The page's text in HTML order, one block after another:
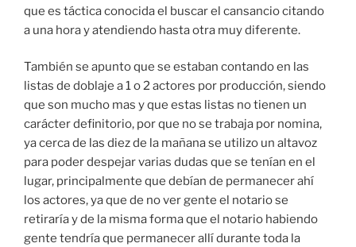
que es táctica conocida el buscar el cansancio citando
a una hora y atendiendo hasta otra muy diferente.
También se apunto que se estaban contando en las
listas de doblaje a 1 o 2 actores por producción, siendo
que son mucho mas y que estas listas no tienen un
carácter definitorio, por que no se trabaja por nomina,
ya cerca de las diez de la mañana se utilizo un altavoz
para poder despejar varias dudas que se tenían en el
lugar, principalmente que debían de permanecer ahí
los actores, ya que de no ver gente el notario se
retiraría y de la misma forma que el notario habiendo
gente tendría que permanecer allí durante toda la